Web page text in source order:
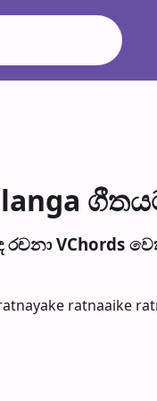
රච​නා VChords
ratnaaike